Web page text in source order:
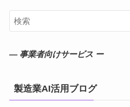
― 事業者向けサービス ー
製造業AI活用ブログ